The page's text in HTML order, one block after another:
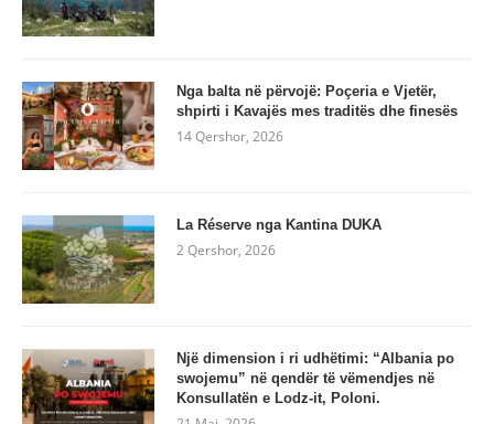
Nga balta në përvojë: Poçeria e Vjetër,
shpirti i Kavajës mes traditës dhe finesës
14 Qershor, 2026
La Réserve nga Kantina DUKA
2 Qershor, 2026
Një dimension i ri udhëtimi: “Albania po
swojemu” në qendër të vëmendjes në
Konsullatën e Lodz-it, Poloni.